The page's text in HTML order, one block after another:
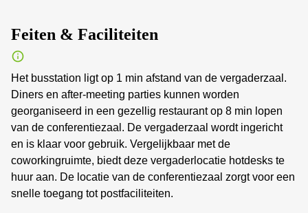
Feiten & Faciliteiten
Het busstation ligt op 1 min afstand van de vergaderzaal.
Diners en after-meeting parties kunnen worden
georganiseerd in een gezellig restaurant op 8 min lopen
van de conferentiezaal. De vergaderzaal wordt ingericht
en is klaar voor gebruik. Vergelijkbaar met de
coworkingruimte, biedt deze vergaderlocatie hotdesks te
huur aan. De locatie van de conferentiezaal zorgt voor een
snelle toegang tot postfaciliteiten.